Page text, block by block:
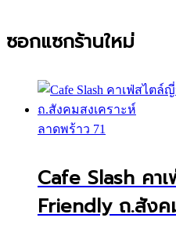
ซอกแซกร้านใหม่
ลาดพร้าว 71
Cafe Slash คา
Friendly ถ.สังค